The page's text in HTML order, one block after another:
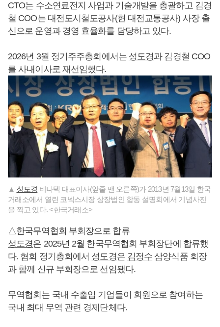
CTO는 수소연료전지 사업과 기술개발을 총괄하고 김경
철 COO는 대전도시철도공사(현 대전교통공사) 사장 출
신으로 운영과 경영 효율화를 담당하고 있다.
2026년 3월 정기주주총회에서는 성도경과 김경철 COO
를 사내이사로 재선임했다.
▲ 성도경 비나텍 대표이사(앞줄 맨 오른쪽)가 2013년 7월13일 한국
거래소에서 열린 코넥스시장 상장법인 합동 설명회에서 기념사진
을 찍고 있다. <한국거래소>
△한국무역협회 부회장으로 합류
성도경은 2025년 2월 한국무역협회 부회장단에 합류했
다. 협회 정기총회에서 성도경은 김정수 삼양식품 회장
과 함께 신규 부회장으로 선임됐다.
무역협회는 국내 수출입 기업들이 회원으로 참여하는
국내 최대 무역 관련 경제단체다.